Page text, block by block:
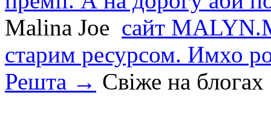
Malina Joe сайт
старим ресурсом. Имхо
Решта → Свіже на блогах